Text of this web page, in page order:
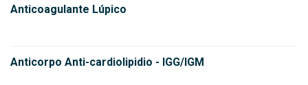
Anticoagulante Lúpico
Anticorpo Anti-cardiolipidio - IGG/IGM